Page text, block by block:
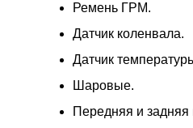
Ремень ГРМ.
Датчик коленвала.
Датчик
Шаровые.
Передняя и задняя